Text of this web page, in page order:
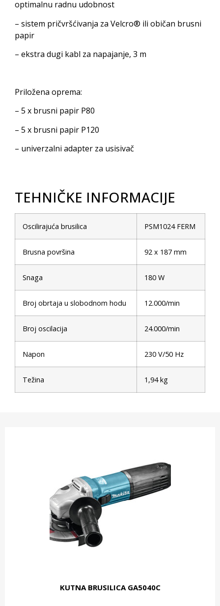
optimalnu radnu udobnost
– sistem pričvršćivanja za Velcro® ili običan brusni
papir
– ekstra dugi kabl za napajanje, 3 m
Priložena oprema:
– 5 x brusni papir P80
– 5 x brusni papir P120
– univerzalni adapter za usisivač
TEHNIČKE INFORMACIJE
Oscilirajuća brusilica PSM1024 FERM
Brusna površina 92 x 187 mm
Snaga 180 W
Broj obrtaja u slobodnom hodu 12.000/min
Broj oscilacija 24.000/min
Napon 230 V/50 Hz
Težina 1,94 kg
KUTNA BRUSILICA GA5040C